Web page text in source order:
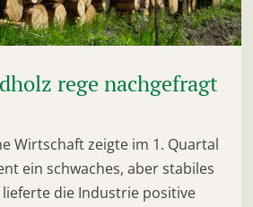
rege nachgefragt
Wirtschaft zeigte im 1. Quartal
ein schwaches, aber stabiles
die Industrie positive